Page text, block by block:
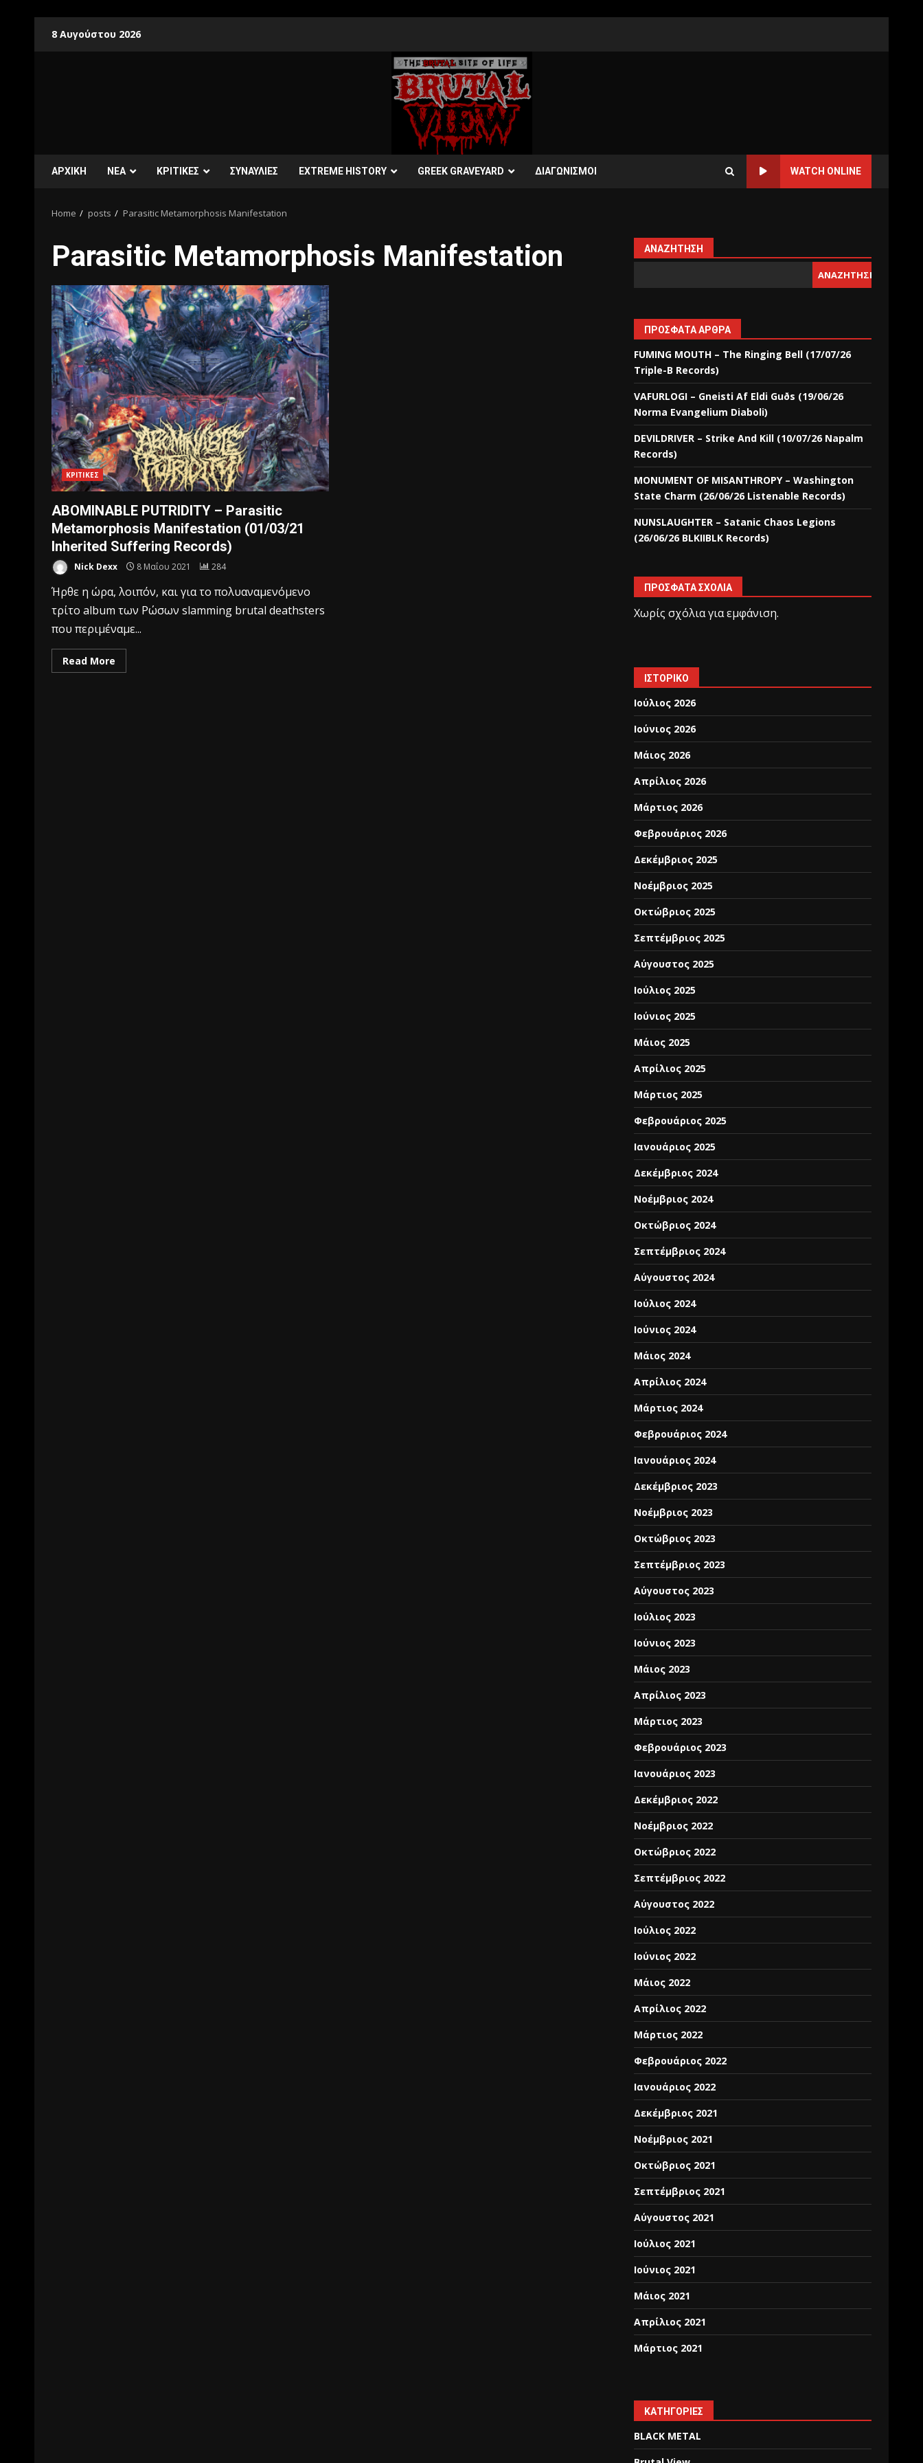
8 Αυγούστου 2026
ΑΡΧΙΚΗ ΝΕΑ ΚΡΙΤΙΚΕΣ ΣΥΝΑΥΛΙΕΣ EXTREME HISTORY GREEK GRAVEYARD ΔΙΑΓΩΝΙΣΜΟΙ WATCH ONLINE
Home posts Parasitic Metamorphosis Manifestation
Parasitic Metamorphosis Manifestation
ΚΡΙΤΙΚΕΣ
ABOMINABLE PUTRIDITY – Parasitic
Metamorphosis Manifestation (01/03/21
Inherited Suffering Records)
Nick Dexx 8 Μαΐου 2021 284
Ήρθε η ώρα, λοιπόν, και για το πολυαναμενόμενο
τρίτο album των Ρώσων slamming brutal deathsters
που περιμέναμε...
Read More
ΑΝΑΖΉΤΗΣΗ
ΑΝΑΖΉΤΗΣΗ
ΠΡΌΣΦΑΤΑ ΆΡΘΡΑ
FUMING MOUTH – The Ringing Bell (17/07/26
Triple-B Records)
VAFURLOGI – Gneisti Af Eldi Guðs (19/06/26
Norma Evangelium Diaboli)
DEVILDRIVER – Strike And Kill (10/07/26 Napalm
Records)
MONUMENT OF MISANTHROPY – Washington
State Charm (26/06/26 Listenable Records)
NUNSLAUGHTER – Satanic Chaos Legions
(26/06/26 BLKIIBLK Records)
ΠΡΌΣΦΑΤΑ ΣΧΌΛΙΑ
Χωρίς σχόλια για εμφάνιση.
ΙΣΤΟΡΙΚΌ
Ιούλιος 2026
Ιούνιος 2026
Μάιος 2026
Απρίλιος 2026
Μάρτιος 2026
Φεβρουάριος 2026
Δεκέμβριος 2025
Νοέμβριος 2025
Οκτώβριος 2025
Σεπτέμβριος 2025
Αύγουστος 2025
Ιούλιος 2025
Ιούνιος 2025
Μάιος 2025
Απρίλιος 2025
Μάρτιος 2025
Φεβρουάριος 2025
Ιανουάριος 2025
Δεκέμβριος 2024
Νοέμβριος 2024
Οκτώβριος 2024
Σεπτέμβριος 2024
Αύγουστος 2024
Ιούλιος 2024
Ιούνιος 2024
Μάιος 2024
Απρίλιος 2024
Μάρτιος 2024
Φεβρουάριος 2024
Ιανουάριος 2024
Δεκέμβριος 2023
Νοέμβριος 2023
Οκτώβριος 2023
Σεπτέμβριος 2023
Αύγουστος 2023
Ιούλιος 2023
Ιούνιος 2023
Μάιος 2023
Απρίλιος 2023
Μάρτιος 2023
Φεβρουάριος 2023
Ιανουάριος 2023
Δεκέμβριος 2022
Νοέμβριος 2022
Οκτώβριος 2022
Σεπτέμβριος 2022
Αύγουστος 2022
Ιούλιος 2022
Ιούνιος 2022
Μάιος 2022
Απρίλιος 2022
Μάρτιος 2022
Φεβρουάριος 2022
Ιανουάριος 2022
Δεκέμβριος 2021
Νοέμβριος 2021
Οκτώβριος 2021
Σεπτέμβριος 2021
Αύγουστος 2021
Ιούλιος 2021
Ιούνιος 2021
Μάιος 2021
Απρίλιος 2021
Μάρτιος 2021
KΑΤΗΓΟΡΊΕΣ
BLACK METAL